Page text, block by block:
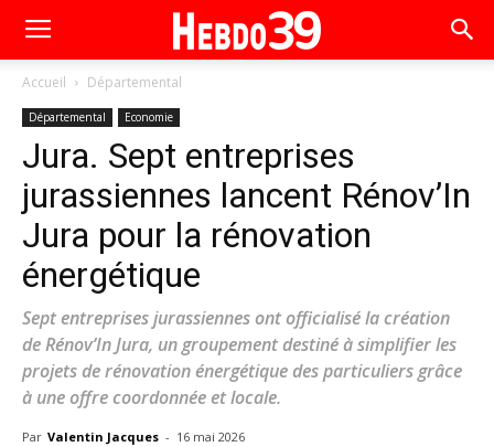
Accueil Départemental
Départemental Economie
Jura. Sept entreprises
jurassiennes lancent Rénov’In
Jura pour la rénovation
énergétique
Sept entreprises jurassiennes ont officialisé la création
de Rénov’In Jura, un groupement destiné à simplifier les
projets de rénovation énergétique des particuliers grâce
à une offre coordonnée et locale.
Par Valentin Jacques - 16 mai 2026